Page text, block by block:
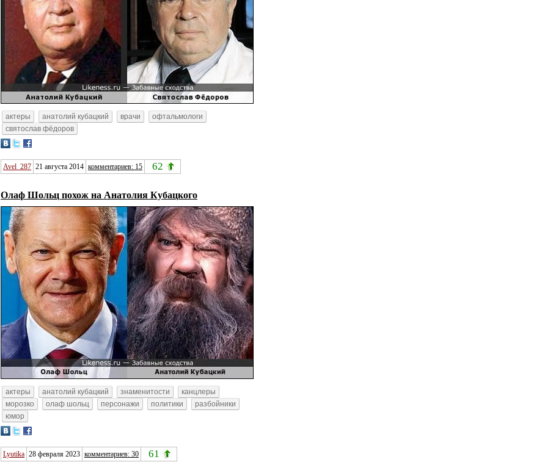
актеры анатолий кубацкий врачи
офтальмологи
святослав фёдоров
Avel_287 21 августа 2014 комментариев: 15 62
Олаф Шольц похож на Анатолия Кубацкого
актеры анатолий кубацкий знаменитости
канцлеры
морозко
олаф шольц персонажи политики
разбойники
юмор
Lyutika 28 февраля 2023 комментариев: 30 61